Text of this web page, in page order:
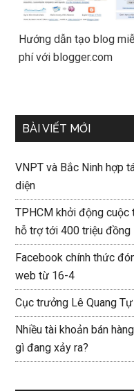
Hướng dẫn tạo blog
phí với blogger.com
BÀI VIẾT MỚI
VNPT và Bắc Ninh hợp
diện
TPHCM khởi động cuộc
hỗ trợ tới 400 triệu đồng
Facebook chính thức
web từ 16-4
Cục trưởng Lê Quang
Nhiều tài khoản bán
gì đang xảy ra?